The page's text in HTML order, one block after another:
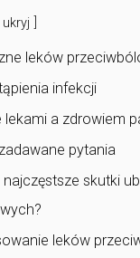
ukryj
leków
infekcji
lekami a zdrowiem
pytania
najczęstsze skutki
leków